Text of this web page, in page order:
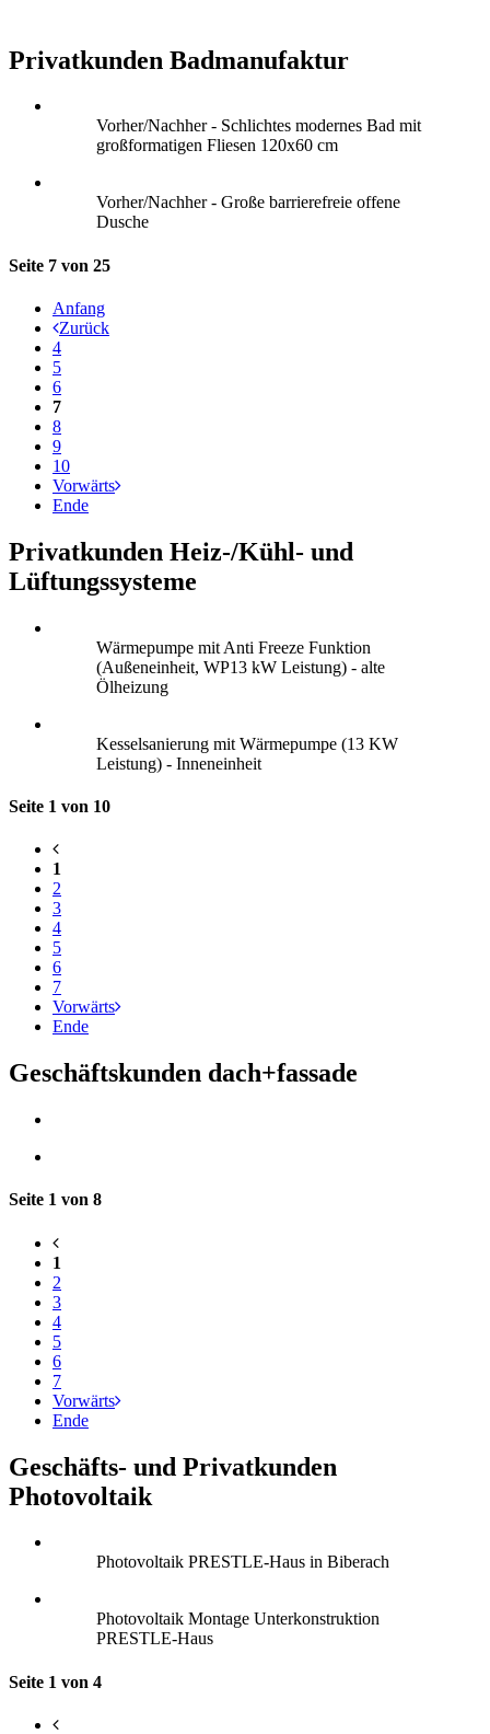
Privatkunden Badmanufaktur
Vorher/Nachher - Schlichtes modernes Bad mit
großformatigen Fliesen 120x60 cm
Vorher/Nachher - Große barrierefreie offene
Dusche
Seite 7 von 25
Anfang
Zurück
4
5
6
7
8
9
10
Vorwärts
Ende
Privatkunden Heiz-/Kühl- und
Lüftungssysteme
Wärmepumpe mit Anti Freeze Funktion
(Außeneinheit, WP13 kW Leistung) - alte
Ölheizung
Kesselsanierung mit Wärmepumpe (13 KW
Leistung) - Inneneinheit
Seite 1 von 10
1
2
3
4
5
6
7
Vorwärts
Ende
Geschäftskunden dach+fassade
Seite 1 von 8
1
2
3
4
5
6
7
Vorwärts
Ende
Geschäfts- und Privatkunden
Photovoltaik
Photovoltaik PRESTLE-Haus in Biberach
Photovoltaik Montage Unterkonstruktion
PRESTLE-Haus
Seite 1 von 4